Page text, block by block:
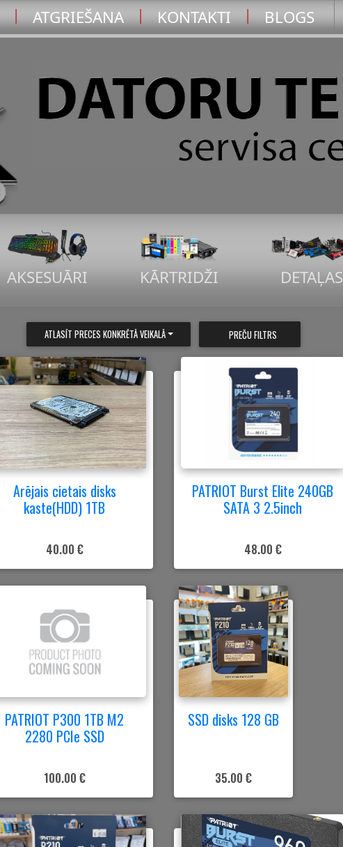
| ATGRIEŠANA | KONTAKTI | BLOGS
AKSESUĀRI KĀRTRIDŽI DETAĻAS
ATLASĪT PRECES KONKRĒTĀ VEIKALĀ PREČU FILTRS
Arējais cietais disks
kaste(HDD) 1TB
40.00 €
PATRIOT Burst Elite 240GB
SATA 3 2.5inch
48.00 €
PATRIOT P300 1TB M2
2280 PCIe SSD
100.00 €
SSD disks 128 GB
35.00 €